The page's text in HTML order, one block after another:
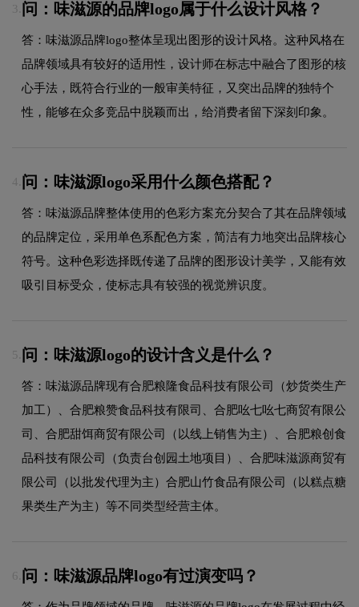
3. 问：味滋源的品牌logo属于什么设计风格？
答：味滋源品牌logo整体呈现出图形的设计风格。这种风格在
品牌领域具有较好的适用性，设计师在标志中融合了图形的核
心手法，既符合行业的一般审美特征，又突出品牌的独特个
性，能够在众多竞品中脱颖而出，给消费者留下深刻印象。
4. 问：味滋源logo采用什么颜色搭配？
答：味滋源品牌整体使用的色彩方案充分契合了其在品牌领域
的品牌定位，采用单色系配色方案，简洁有力地突出品牌核心
符号。这种色彩选择既传递了品牌的图形设计美学，又能有效
吸引目标受众，使标志具有较强的视觉辨识度。
5. 问：味滋源logo的设计含义是什么？
答：味滋源品牌现有合肥粮隆食品科技有限公司（炒货类生产
加工）、合肥粮赞食品科技有限司、合肥吆七吆七商贸有限公
司、合肥甜饵商贸有限公司（以线上销售为主）、合肥粮创食
品科技有限公司（负责台创园土地项目）、合肥味滋源商贸有
限公司（以批发代理为主）合肥山竹食品有限公司（以糕点糖
果类生产为主）等不同类型经营主体。
6. 问：味滋源品牌logo有过演变吗？